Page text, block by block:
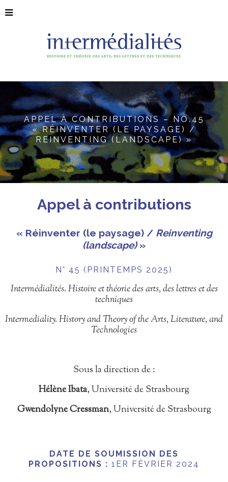
APPEL À CONTRIBUTIONS – NO.45
« RÉINVENTER (LE PAYSAGE) /
REINVENTING (LANDSCAPE) »
Appel à contributions
« Réinventer (le paysage) / Reinventing
(landscape)»
N° 45 (PRINTEMPS 2025)
Intermédialités. Histoire et théorie des arts, des lettres et des
techniques
Intermediality. History and Theory of the Arts, Literature, and
Technologies
Sous la direction de :
Hélène Ibata, Université de Strasbourg
Gwendolyne Cressman, Université de Strasbourg
DATE DE SOUMISSION DES
PROPOSITIONS : 1ER FÉVRIER 2024